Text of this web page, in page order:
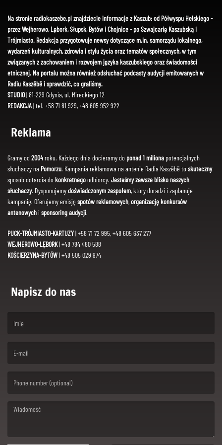
Na stronie radiokaszebe.pl znajdziecie informacje z Kaszub: od Półwyspu Helskiego -
przez Wejherowo, Lębork, Słupsk, Bytów i Chojnice - po Szwajcarię Kaszubską i
Trójmiasto. Redakcja przygotowuje newsy dotyczące m.in. samorządu lokalnego,
wydarzeń kulturalnych, zdrowia i stylu życia oraz tematów społecznych, w tym
związanych z zachowaniem i rozwojem języka kaszubskiego oraz świadomości
etnicznej. Na portalu można również odsłuchać podcasty audycji emitowanych w
Radiu Kaszëbë i sprawdzić, co graliśmy.
STUDIO| 81-229 Gdynia, ul. Mireckiego 12
REDAKCJA| tel. +58 71 81 929, +48 605 952 922
Reklama
Gramy od 2004roku. Każdego dnia docieramy do ponad 1 miliona potencjalnych
słuchaczy na Pomorzu. Kampania reklamowa na antenie Radia Kaszëbë toskuteczny
sposób dotarcia dokonkretnegoodbiorcy. Jesteśmy zawsze blisko naszych
słuchaczy. Dysponujemydoświadczonym zespołem, który doradzi i zaplanuje
kampanię. Oferujemy emisję spotów reklamowych,organizację konkursów
antenowychi sponsoring audycji.
PUCK-TRÓJMIASTO-KARTUZY| +58 71 72 995, +48 605 637 277
WEJHEROWO-LĘBORK| +48 784 480 588
KOŚCIERZYNA-BYTÓW| +48 505 029 974
Napisz do nas